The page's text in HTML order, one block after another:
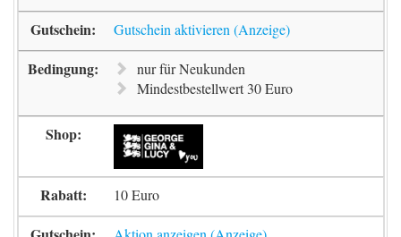
Gutschein aktivieren
nur für Neukunden
Mindestbestellwert 30 Euro
10 Euro